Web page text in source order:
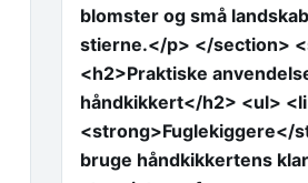
blomster og små
stierne.</p> </section>
<h2>Praktiske
håndkikkert</h2> <ul>
<strong>Fuglekiggere</
bruge håndkikkertens